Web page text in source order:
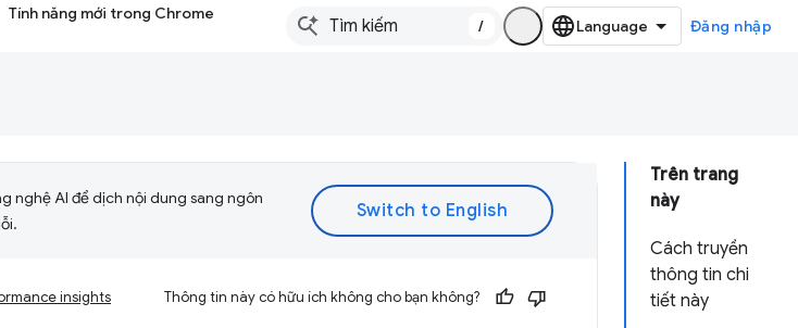
Tính năng mới trong Chrome
/ Đăng nhập
Trên trang
này
Cách truyền
thông tin chi
tiết này
nghệ AI để dịch nội dung sang ngôn
insights Thông tin này có hữu ích không cho bạn không?